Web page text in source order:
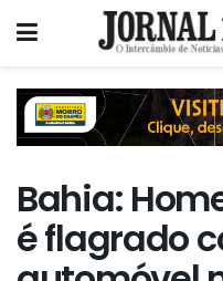
Bahia:
é flagrado